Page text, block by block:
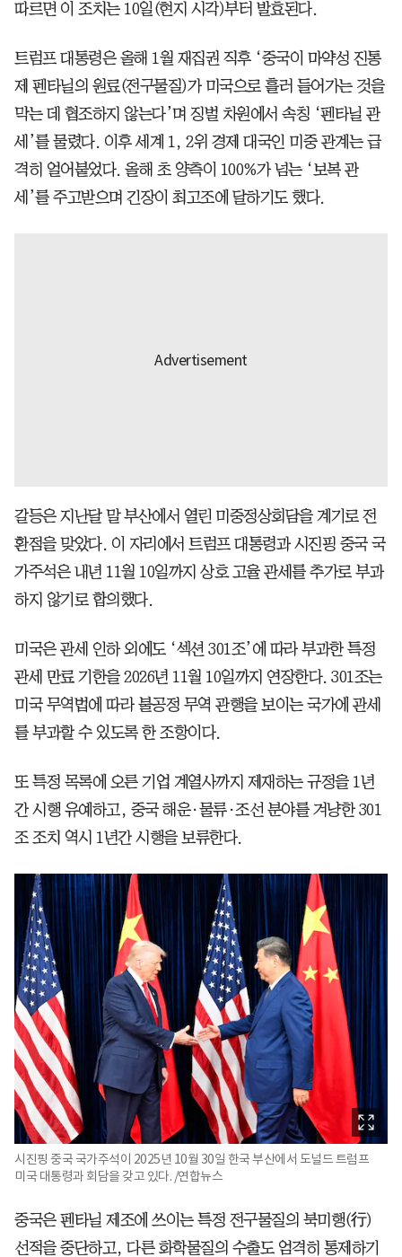
따르면 이 조치는 10일(현지 시각)부터 발효된다.
트럼프 대통령은 올해 1월 재집권 직후 ‘중국이 마약성 진통
제 펜타닐의 원료(전구물질)가 미국으로 흘러 들어가는 것을
막는 데 협조하지 않는다’며 징벌 차원에서 속칭 ‘펜타닐 관
세’를 물렸다. 이후 세계 1, 2위 경제 대국인 미중 관계는 급
격히 얼어붙었다. 올해 초 양측이 100%가 넘는 ‘보복 관
세’를 주고받으며 긴장이 최고조에 달하기도 했다.
갈등은 지난달 말 부산에서 열린 미중정상회담을 계기로 전
환점을 맞았다. 이 자리에서 트럼프 대통령과 시진핑 중국 국
가주석은 내년 11월 10일까지 상호 고율 관세를 추가로 부과
하지 않기로 합의했다.
미국은 관세 인하 외에도 ‘섹션 301조’에 따라 부과한 특정
관세 만료 기한을 2026년 11월 10일까지 연장한다. 301조는
미국 무역법에 따라 불공정 무역 관행을 보이는 국가에 관세
를 부과할 수 있도록 한 조항이다.
또 특정 목록에 오른 기업 계열사까지 제재하는 규정을 1년
간 시행 유예하고, 중국 해운·물류·조선 분야를 겨냥한 301
조 조치 역시 1년간 시행을 보류한다.
시진핑 중국 국가주석이 2025년 10월 30일 한국 부산에서 도널드 트럼프
미국 대통령과 회담을 갖고 있다. /연합뉴스
중국은 펜타닐 제조에 쓰이는 특정 전구물질의 북미행(行)
선적을 중단하고, 다른 화학물질의 수출도 엄격히 통제하기